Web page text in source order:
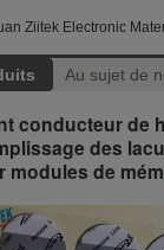
Ziitek Electronic
Au sujet de
conducteur de
des
modules de